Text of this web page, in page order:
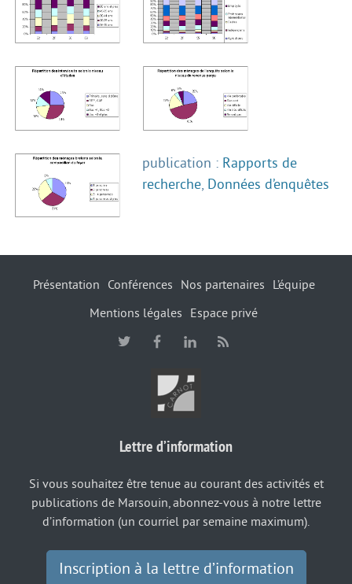
publication : Rapports de
recherche, Données d’enquêtes
Présentation Conférences Nos partenaires
L’équipe
Mentions légales
Espace privé
Lettre d’information
Si vous souhaitez être tenue au courant des activités et
publications de Marsouin, abonnez-vous à notre lettre
d’information (un courriel par semaine maximum).
Inscription à la lettre d’information